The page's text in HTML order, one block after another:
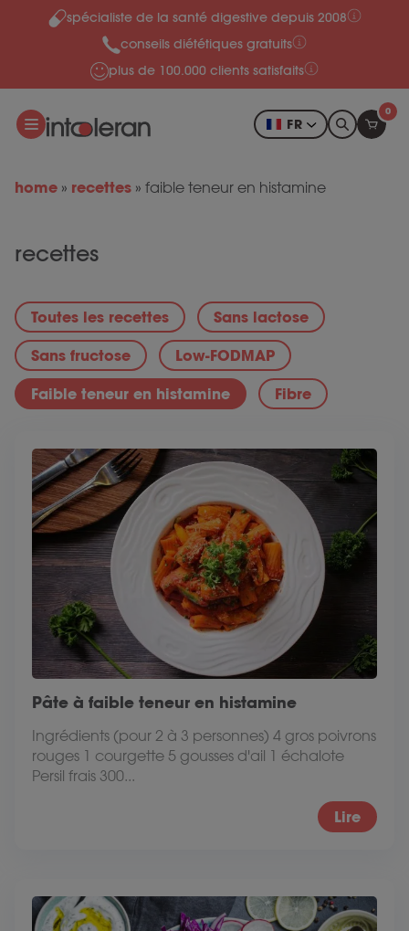
Skip to content
spécialiste de la santé digestive depuis 2008
conseils diététiques gratuits
plus de 100.000 clients satisfaits
FR
0
home » recettes » faible teneur en histamine
recettes
Toutes les recettes Sans lactose
Sans fructose Low-FODMAP
Faible teneur en histamine Fibre
Pâte à faible teneur en histamine
Ingrédients (pour 2 à 3 personnes) 4 gros poivrons
rouges 1 courgette 5 gousses d'ail 1 échalote
Persil frais 300...
Lire